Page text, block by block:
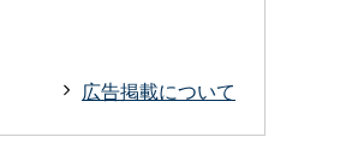
広告掲載について